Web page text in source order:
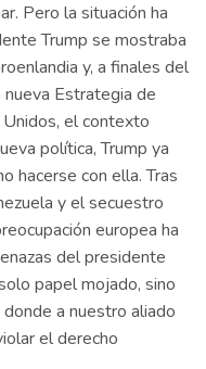
Pero la situación ha
Trump se mostraba
y, a finales del
nueva Estrategia de
el contexto
política, Trump ya
hacerse con ella. Tras
y el secuestro
europea ha
del presidente
papel mojado, sino
a nuestro aliado
el derecho